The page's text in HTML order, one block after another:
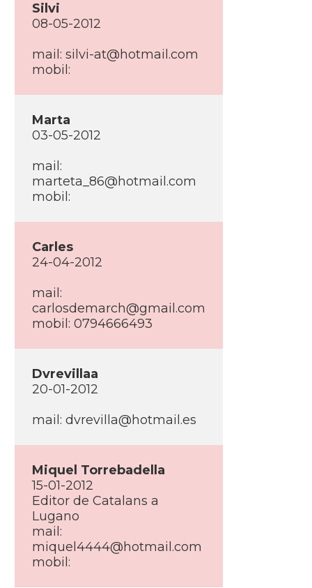
Silvi
08-05-2012
mail: silvi-at@hotmail.com
mobil:
Marta
03-05-2012
mail:
marteta_86@hotmail.com
mobil:
Carles
24-04-2012
mail:
carlosdemarch@gmail.com
mobil: 0794666493
Dvrevillaa
20-01-2012
mail: dvrevilla@hotmail.es
Miquel Torrebadella
15-01-2012
Editor de Catalans a
Lugano
mail:
miquel4444@hotmail.com
mobil: